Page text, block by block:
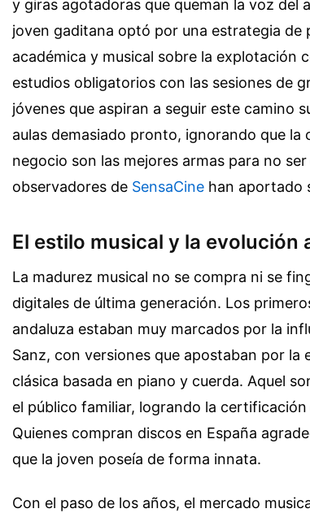
y giras agotadoras que queman la voz del
joven gaditana optó por una estrategia
académica y musical sobre la explotación
estudios obligatorios con las sesiones de
jóvenes que aspiran a seguir este camino
aulas demasiado pronto, ignorando que
negocio son las mejores armas para no
observadores de SensaCine han aportado
El estilo musical y la evolución
La madurez musical no se compra ni se
digitales de última generación. Los
andaluza estaban muy marcados por la
Sanz, con versiones que apostaban por
clásica basada en piano y cuerda. Aquel
el público familiar, logrando la
Quienes compran discos en España
que la joven poseía de forma innata.
Con el paso de los años, el mercado